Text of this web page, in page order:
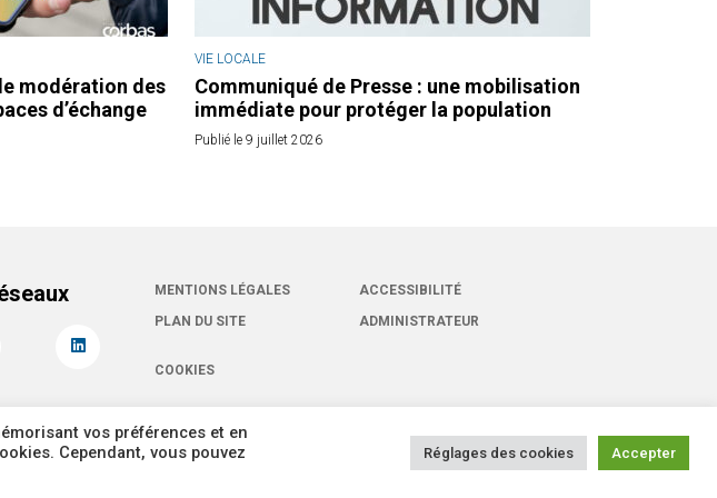
modération des
d’échange
VIE LOCALE
Communiqué de Presse : une mobilisation
immédiate pour protéger la population
Publié le 9 juillet 2026
MENTIONS LÉGALES
PLAN DU SITE
ACCESSIBILITÉ
ADMINISTRATEUR
COOKIES
Site réalisé par Intuitiv Interactive
vos préférences et en
Cependant, vous pouvez
Réglages des cookies Accepter